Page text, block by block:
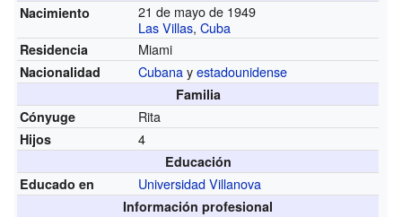
Nacimiento
21 de mayo de 1949
Las Villas,Cuba
Residencia Miami
Nacionalidad Cubanayestadounidense
Familia
Cónyuge
Rita
Hijos 4
Educación
Educado en
Universidad Villanova
Información profesional